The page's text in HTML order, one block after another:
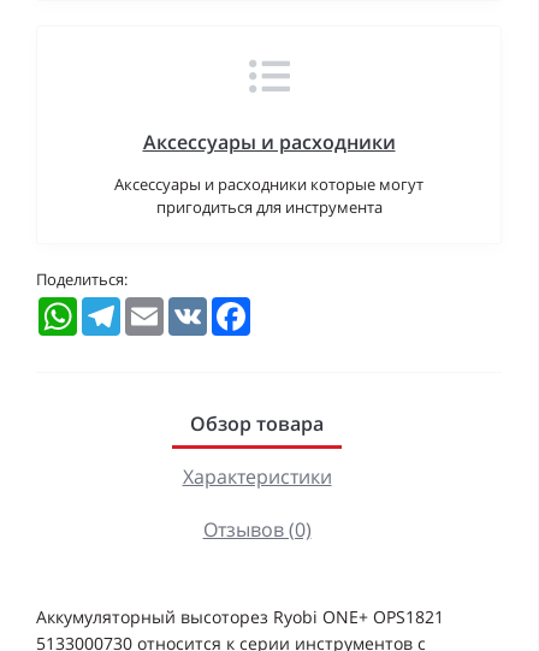
Аксессуары и расходники
Аксессуары и расходники которые могут
пригодиться для инструмента
Поделиться:
WhatsAppTelegramEmail VK
Обзор товара
Характеристики
Отзывов (0)
Аккумуляторный высоторез Ryobi ONE+ OPS1821
5133000730 относится к серии инструментов с